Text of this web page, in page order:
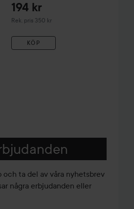
194 kr
Rek. pris 350 kr
Rekommenderat pris 350 kr
KÖP
ta del av våra nyhetsbrev
några erbjudanden eller